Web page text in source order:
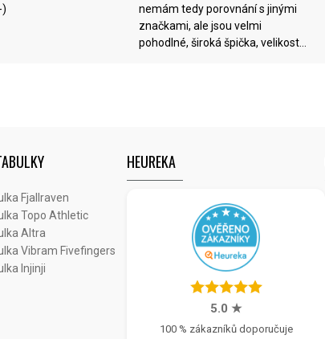
)
nemám tedy porovnání s jinými
značkami, ale jsou velmi
pohodlné, široká špička, velikost
Fjallraven
Topo Athletic
Altra
Vibram Fivefingers
Injinji
HEUREKA
5.0 ★
100 % zákazníků doporučuje